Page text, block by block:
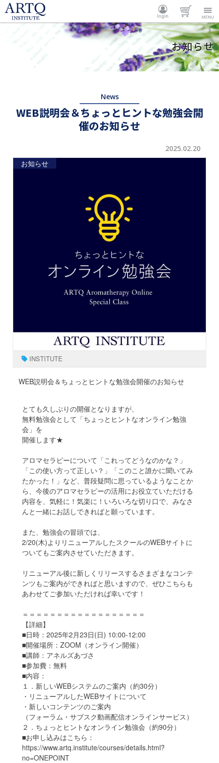
INSTITUTE
Menu
カート
ログイ
ン
お知らせ
News
WEB説明会＆ちょっとヒントな勉強会開
催のお知らせ
2025.02.20
お知らせ
INSTITUTE
WEB説明会＆ちょっとヒントな勉強会開催のお知らせ
とても久しぶりの開催となりますが、
無料勉強会として「ちょっとヒントなオンライン勉強
会」を
開催します★
アロマセラピーについて「これってどうなのかな？」
「この使い方って正しい？」「このこと誰かに聞いてみ
たかった！」など、普段疑問に思っているようなことか
ら、今後のアロマセラピーの活用にお役立ていただける
内容を、気軽に！気楽に！いろいろな切り口で、みなさ
んと一緒にお話しできればと願っています。
また、勉強会の冒頭では、
2/20(木)よりリニューアルしたスクールのWEBサイトに
ついてもご案内させていただきます。
リニューアル後に新しくリリースするさまざまなコンテ
ンツもご案内ができればと思いますので、ぜひこちらも
あわせてご参加いただければ幸いです！
＝＝＝＝＝＝＝＝＝＝＝＝＝＝＝＝＝＝
【詳細】
■日時：2025年2月23日(日) 10:00-12:00
■開催場所：ZOOM（オンライン開催）
■講師：アネルズあづさ
■参加費：無料
■内容：
１．新しいWEBシステムのご案内（約30分）
・リニューアルしたWEBサイトについて
・新しいコンテンツのご案内
（フォーラム・サブスク動画配信オンラインサービス）
２．ちょっとヒントなオンライン勉強会（約90分）
■お申し込みはこちら：
https://www.artq.institute/courses/details.html?
no=ONEPOINT